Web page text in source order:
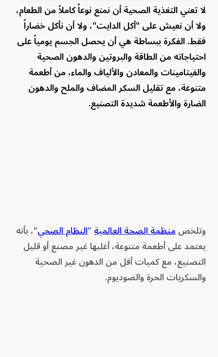
لا تعني التغذية الصحية أن نمنع نوعاً كاملاً من الطعام،
ولا أن نعيش على "أكل الدايت"، ولا أن نأكل خضاراً
فقط. الفكرة ببساطة هي أن يحصل الجسم يومياً على
احتياجاته من الطاقة والبروتين والدهون الصحية
والفيتامينات والمعادن والألياف والماء، من أطعمة
متنوعة، مع تقليل السكر المضاف والملح والدهون
الضارة والأطعمة شديدة التصنيع.
وتلخصمنظمة الصحة العالمية"النظام الصحي"، بأنه
يعتمد على أطعمة متنوعة، أغلبها غير مصنع أو قليل
التصنيع، مع كميات أقل من الدهون غير الصحية
والسكريات الحرة والصوديوم.